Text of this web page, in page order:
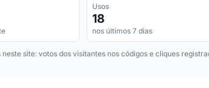
Usos
18
nos últimos 7 dias
site: votos dos visitantes nos códigos e cliques